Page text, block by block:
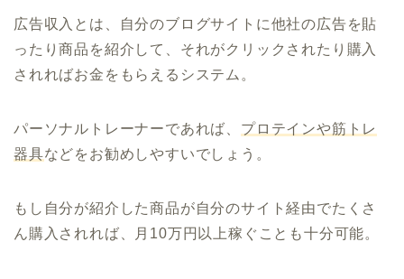
広告収入とは、自分のブログサイトに他社の広告を貼
ったり商品を紹介して、それがクリックされたり購入
されればお金をもらえるシステム。
パーソナルトレーナーであれば、 プロテインや筋トレ
器具などをお勧めしやすいでしょう。
もし自分が紹介した商品が自分のサイト経由でたくさ
ん購入されれば、月10万円以上稼ぐことも十分可能。